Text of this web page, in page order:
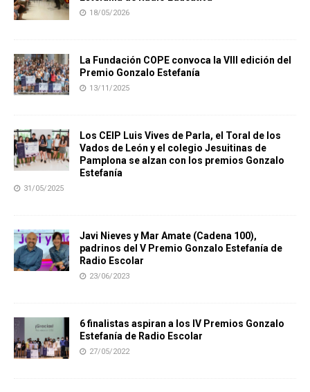
18/05/2026
La Fundación COPE convoca la VIII edición del
Premio Gonzalo Estefanía
13/11/2025
Los CEIP Luis Vives de Parla, el Toral de los
Vados de León y el colegio Jesuitinas de
Pamplona se alzan con los premios Gonzalo
Estefanía
31/05/2025
Javi Nieves y Mar Amate (Cadena 100),
padrinos del V Premio Gonzalo Estefanía de
Radio Escolar
23/06/2023
6 finalistas aspiran a los IV Premios Gonzalo
Estefanía de Radio Escolar
27/05/2022